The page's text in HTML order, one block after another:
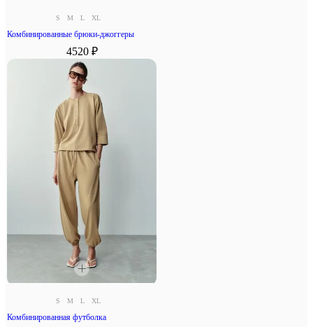
S M L XL
Комбинированные брюки-джоггеры
4520 ₽
S M L XL
Комбинированная футболка